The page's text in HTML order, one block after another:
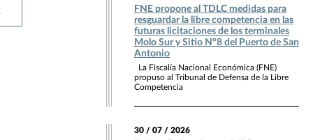
FNE propone al TDLC medidas para
resguardar la libre competencia en las
futuras licitaciones de los terminales
Molo Sur y Sitio N°8 del Puerto de San
Antonio
La Fiscalía Nacional Económica (FNE)
propuso al Tribunal de Defensa de la Libre
Competencia
30 / 07 / 2026